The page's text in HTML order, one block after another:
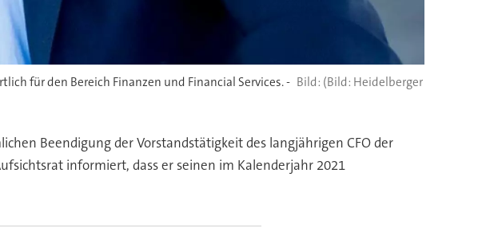
für den Bereich Finanzen und Financial Services. -
(Bild: Heidelberger
Beendigung der Vorstandstätigkeit des langjährigen CFO der
informiert, dass er seinen im Kalenderjahr 2021